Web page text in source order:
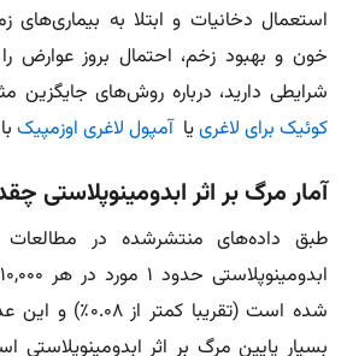
استعمال دخانیات و ابتلا به بیماری‌های
خون و بهبود زخم، احتمال بروز عوارض را
شرایطی دارید، درباره روش‌های
کوئیک برای لاغرییا آمپول لاغری اوزمپیک
آمار مرگ بر اثر ابدومینوپلاستی
طبق داده‌های منتشرشده در
شده است (تقریبا
بسیار پایین مرگ بر اثر